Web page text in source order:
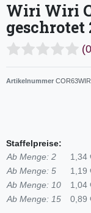
Wiri Wiri
geschrotet
Artikelnummer
Staffelpreise:
Ab Menge: 2
1,34
Ab Menge: 5
1,19
Ab Menge: 10
1,04
Ab Menge: 15
0,89